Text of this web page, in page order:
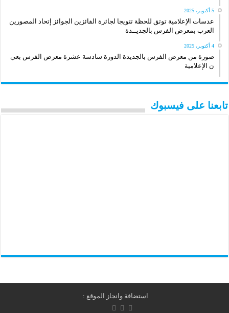
5 أكتوبر، 2025
عدسات الإعلامية توتق للحظة تتويجا لجائزة الفائزين الجوائز إتحاد المصورين
العرب بمعرض الفرس بالجديــدة
4 أكتوبر، 2025
صورة من معرض الفرس بالجديدة الدورة سادسة عشرة معرض الفرس بعي
ن الإعلامية
تابعنا على فيسبوك
استضافة وانجاز الموقع :